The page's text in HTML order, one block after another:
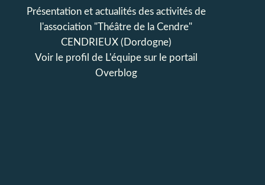
Présentation et actualités des activités de
l'association "Théâtre de la Cendre"
CENDRIEUX (Dordogne)
Voir le profil de L'équipesur le portail
Overblog